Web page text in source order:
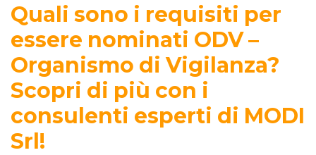
Quali sono i requisiti per
essere nominati ODV –
Organismo di Vigilanza?
Scopri di più con i
consulenti esperti di MODI
Srl!